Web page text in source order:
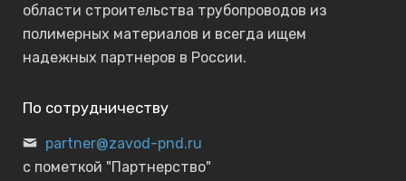
области строительства трубопроводов из
полимерных материалов и всегда ищем
надежных партнеров в России.
По сотрудничеству
partner@zavod-pnd.ru
с пометкой "Партнерство"